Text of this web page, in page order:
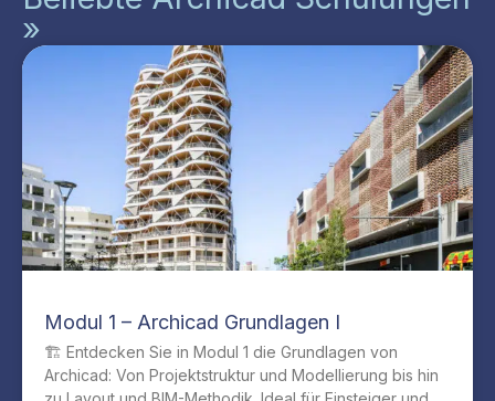
»
Modul 1 – Archicad Grundlagen I
🏗️ Entdecken Sie in Modul 1 die Grundlagen von
Archicad: Von Projektstruktur und Modellierung bis hin